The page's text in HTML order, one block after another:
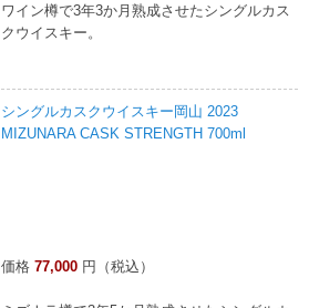
ワイン樽で3年3か月熟成させたシングルカス
クウイスキー。
シングルカスクウイスキー岡山 2023
MIZUNARA CASK STRENGTH 700ml
価格 77,000 円（税込）